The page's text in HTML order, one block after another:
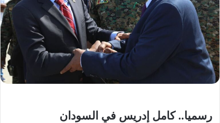
رسميا.. كامل إدريس في السودان